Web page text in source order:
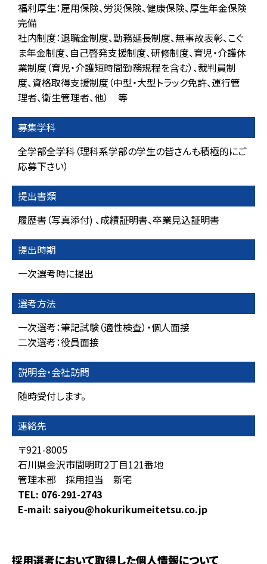
福利厚生：雇用保険、労災保険、健康保険、厚生年金保険
完備
社内制度：退職金制度、勤務延長制度、無事故表彰、こぐ
ま年金制度、自己啓発支援制度、研修制度、育児・介護休
業制度（育児・介護短時間勤務規程を含む）、裁判員制
度、資格取得支援制度（中型・大型トラック免許、運行管
理者、衛生管理者、他） 等
募集学科
全学部全学科（理科系学部の学生の皆さんも積極的にご
応募下さい）
提出書類
履歴書（写真添付) 、成績証明書、卒業見込証明書
提出時期
一次選考時に提出
選考方法
一次選考：筆記試験（適性検査）・個人面接
二次選考：役員面接
説明会・会社訪問
随時受付します。
連絡先
〒921-8005
石川県金沢市間明町2丁目121番地
管理本部 採用担当 新宅
TEL: 076-291-2743
E-mail: saiyou@hokurikumeitetsu.co.jp
採用選考において取得した個人情報について